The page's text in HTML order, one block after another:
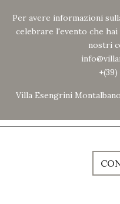
Per avere informazioni
celebrare l'evento che
nostri
Villa Esengrini